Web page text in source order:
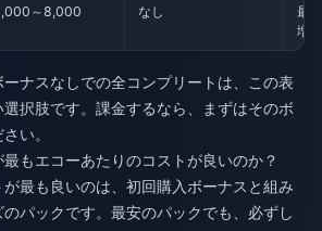
～8,000 なし
最
増
ナスなしでの全コンプリートは、この表
択肢です。課金するなら、まずはそのボ
い。
もエコーあたりのコストが良いのか？
最も良いのは、初回購入ボーナスと組み
パックです。最安のパックでも、必ずし